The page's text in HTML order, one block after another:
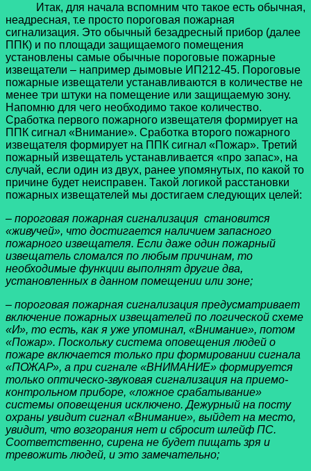
Итак, для начала вспомним что такое есть обычная,
неадресная, т.е просто пороговая пожарная
сигнализация. Это обычный безадресный прибор (далее
ППК) и по площади защищаемого помещения
установлены самые обычные пороговые пожарные
извещатели – например дымовые ИП212-45. Пороговые
пожарные извещатели устанавливаются в количестве не
менее три штуки на помещение или защищаемую зону.
Напомню для чего необходимо такое количество.
Сработка первого пожарного извещателя формирует на
ППК сигнал «Внимание». Сработка второго пожарного
извещателя формирует на ППК сигнал «Пожар». Третий
пожарный извещатель устанавливается «про запас», на
случай, если один из двух, ранее упомянутых, по какой то
причине будет неисправен. Такой логикой расстановки
пожарных извещателей мы достигаем следующих целей:
– пороговая пожарная сигнализация становится
«живучей», что достигается наличием запасного
пожарного извещателя. Если даже один пожарный
извещатель сломался по любым причинам, то
необходимые функции выполнят другие два,
установленных в данном помещении или зоне;
– пороговая пожарная сигнализация предусматривает
включение пожарных извещателей по логической схеме
«И», то есть, как я уже упоминал, «Внимание», потом
«Пожар». Поскольку система оповещения людей о
пожаре включается только при формировании сигнала
«ПОЖАР», а при сигнале «ВНИМАНИЕ» формируется
только оптическо-звуковая сигнализация на приемо-
контрольном приборе, «ложное срабатывание»
системы оповещения исключено. Дежурный на посту
охраны увидит сигнал «Внимание», выйдет на место,
увидит, что возгорания нет и сбросит шлейф ПС.
Соответственно, сирена не будет пищать зря и
тревожить людей, и это замечательно;